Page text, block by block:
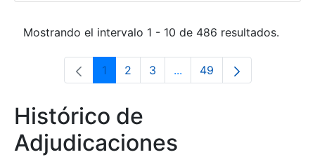
Mostrando el intervalo 1 - 10 de 486 resultados.
Página
1 Página
2 Página
3 ...Páginas intermedias Use
Página
49
Histórico de
Adjudicaciones